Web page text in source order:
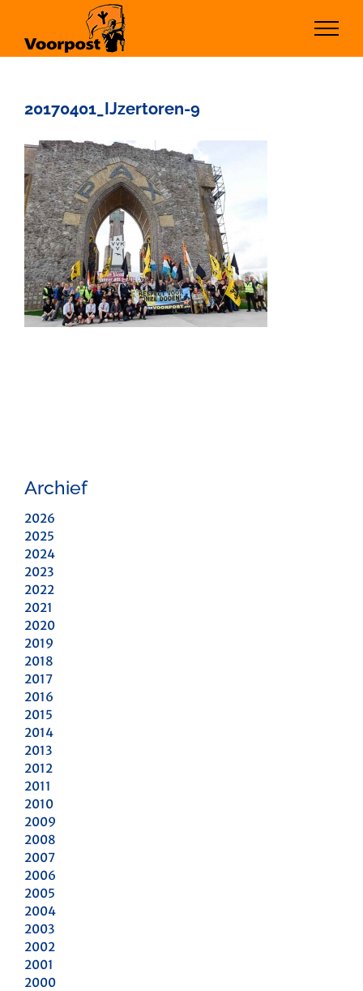
inhoud
20170401_IJzertoren-9
Archief
2026
2025
2024
2023
2022
2021
2020
2019
2018
2017
2016
2015
2014
2013
2012
2011
2010
2009
2008
2007
2006
2005
2004
2003
2002
2001
2000